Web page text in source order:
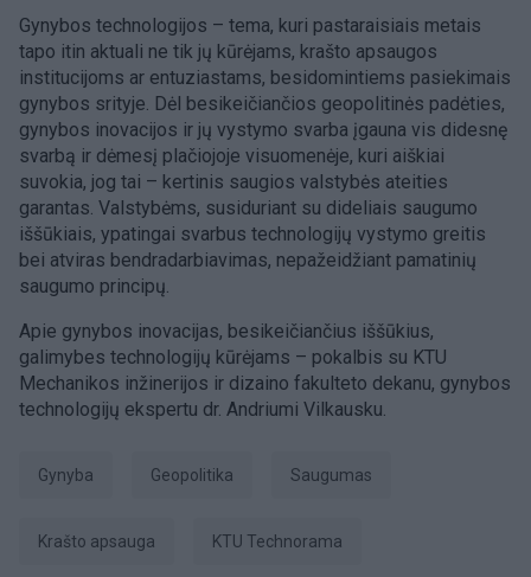
Gynybos technologijos – tema, kuri pastaraisiais metais
tapo itin aktuali ne tik jų kūrėjams, krašto apsaugos
institucijoms ar entuziastams, besidomintiems pasiekimais
gynybos srityje. Dėl besikeičiančios geopolitinės padėties,
gynybos inovacijos ir jų vystymo svarba įgauna vis didesnę
svarbą ir dėmesį plačiojoje visuomenėje, kuri aiškiai
suvokia, jog tai – kertinis saugios valstybės ateities
garantas. Valstybėms, susiduriant su dideliais saugumo
iššūkiais, ypatingai svarbus technologijų vystymo greitis
bei atviras bendradarbiavimas, nepažeidžiant pamatinių
saugumo principų.
Apie gynybos inovacijas, besikeičiančius iššūkius,
galimybes technologijų kūrėjams – pokalbis su KTU
Mechanikos inžinerijos ir dizaino fakulteto dekanu, gynybos
technologijų ekspertu dr. Andriumi Vilkausku.
gynyba geopolitika Saugumas
krašto apsauga KTU Technorama